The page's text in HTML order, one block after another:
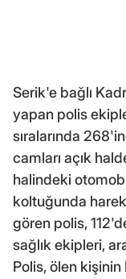
Serik'e bağlı
yapan polis
sıralarında
camları açık
halindeki
koltuğunda
gören polis,
sağlık ekipleri,
Polis, ölen